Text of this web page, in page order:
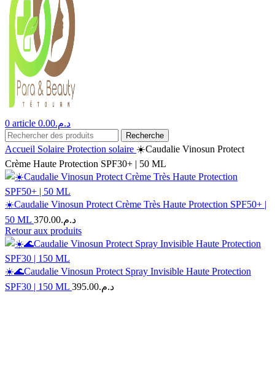
0 article د.م.0.00
Recherche
Accueil Solaire Protection solaire ☀️Caudalie Vinosun Protect
Crème Haute Protection SPF30+ | 50 ML
☀️Caudalie Vinosun Protect Crème Très Haute Protection SPF50+ |
50 ML
د.م.370.00
Retour aux produits
☀️🌊Caudalie Vinosun Protect Spray Invisible Haute Protection
SPF30 | 150 ML
د.م.395.00